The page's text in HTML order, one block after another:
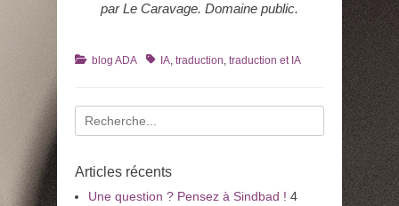
par Le Caravage. Domaine public.
Catégories
blog ADA Tags
IA traduction traduction et IA
Recherche
pour
Articles récents
Une question ? Pensez à Sindbad ! 4